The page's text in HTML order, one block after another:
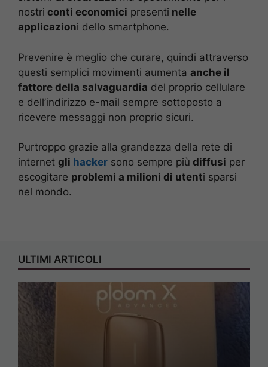
nostri conti economici presenti nelle
applicazioni dello smartphone.
Prevenire è meglio che curare, quindi attraverso
questi semplici movimenti aumenta anche il
fattore della salvaguardia del proprio cellulare
e dell’indirizzo e-mail sempre sottoposto a
ricevere messaggi non proprio sicuri.
Purtroppo grazie alla grandezza della rete di
internet gli hacker sono sempre più diffusi per
escogitare problemi a milioni di utenti sparsi
nel mondo.
ULTIMI ARTICOLI